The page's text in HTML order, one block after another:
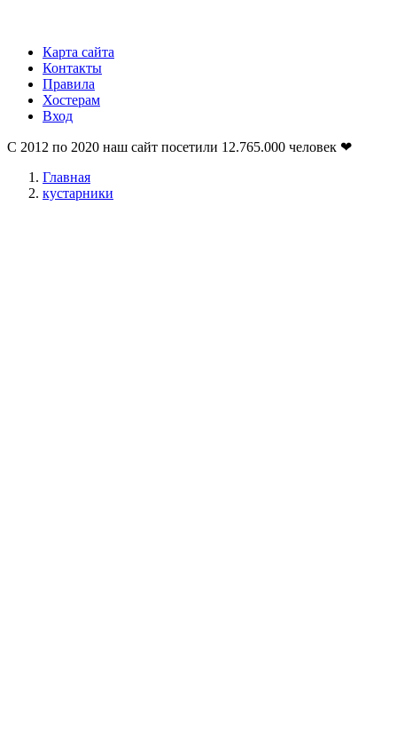
Карта сайта
Контакты
Правила
Хостерам
Вход
С 2012 по 2020 наш сайт посетили 12.765.000 человек ❤
Главная
кустарники